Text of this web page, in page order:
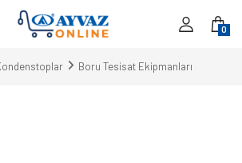
0
Boru Tesisat Ekipmanları